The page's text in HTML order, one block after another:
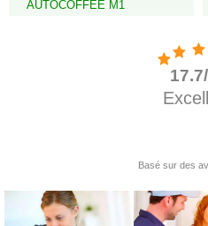
AUTOCOFFEE M1